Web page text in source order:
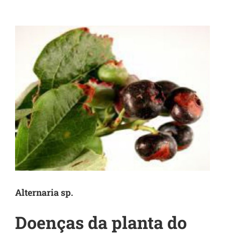
Image
Alternaria sp.
Doenças da planta do